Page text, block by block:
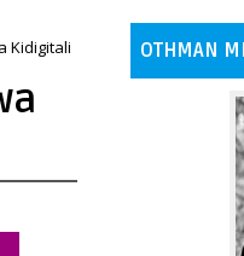
Kidigitali OTHMAN